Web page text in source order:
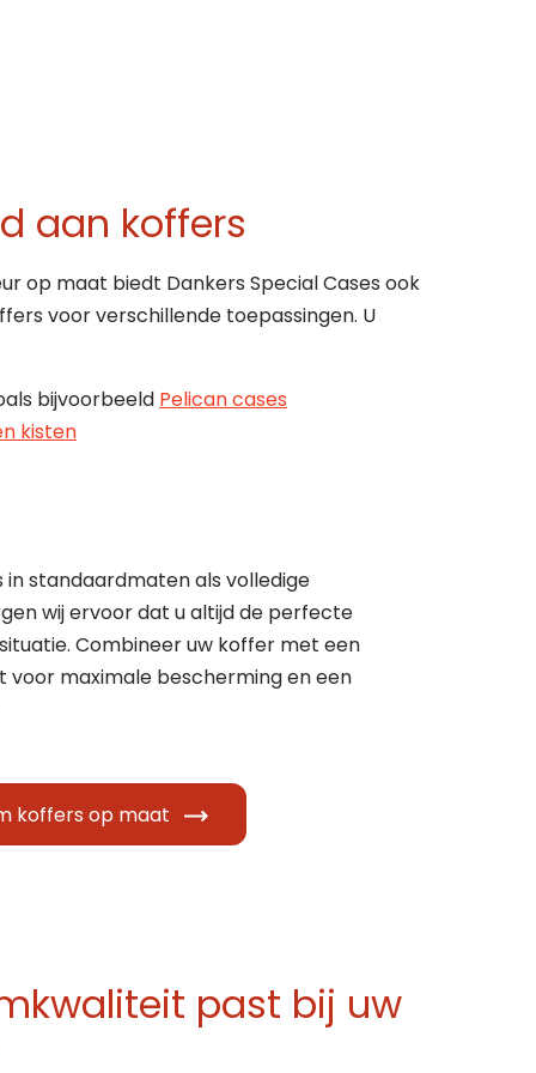
aan koffers
op maat biedt Dankers Special Cases ook
voor verschillende toepassingen. U
bijvoorbeeld Pelican cases
kisten
in standaardmaten als volledige
wij ervoor dat u altijd de perfecte
Combineer uw koffer met een
voor maximale bescherming en een
koffers op maat
past bij uw